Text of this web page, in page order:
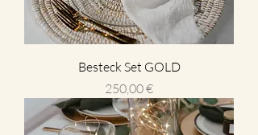
Besteck Set GOLD
Preis
250,00 €